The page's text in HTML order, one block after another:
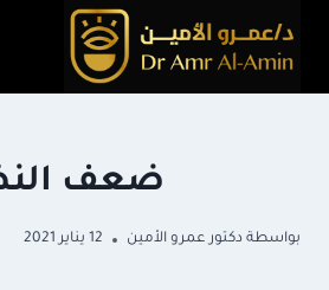
ضعف
بواسطة دكتور عمرو الأمين 12 يناير 2021